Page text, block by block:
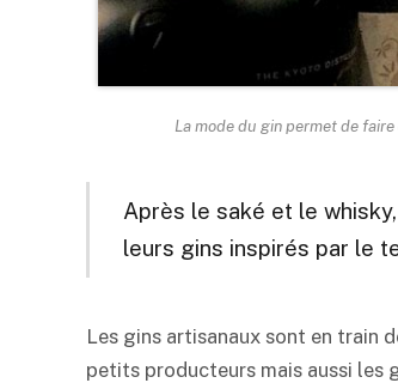
La mode du gin permet de
Après le saké et le
leurs gins inspirés par le
Les gins artisanaux sont en train
petits producteurs mais aussi les